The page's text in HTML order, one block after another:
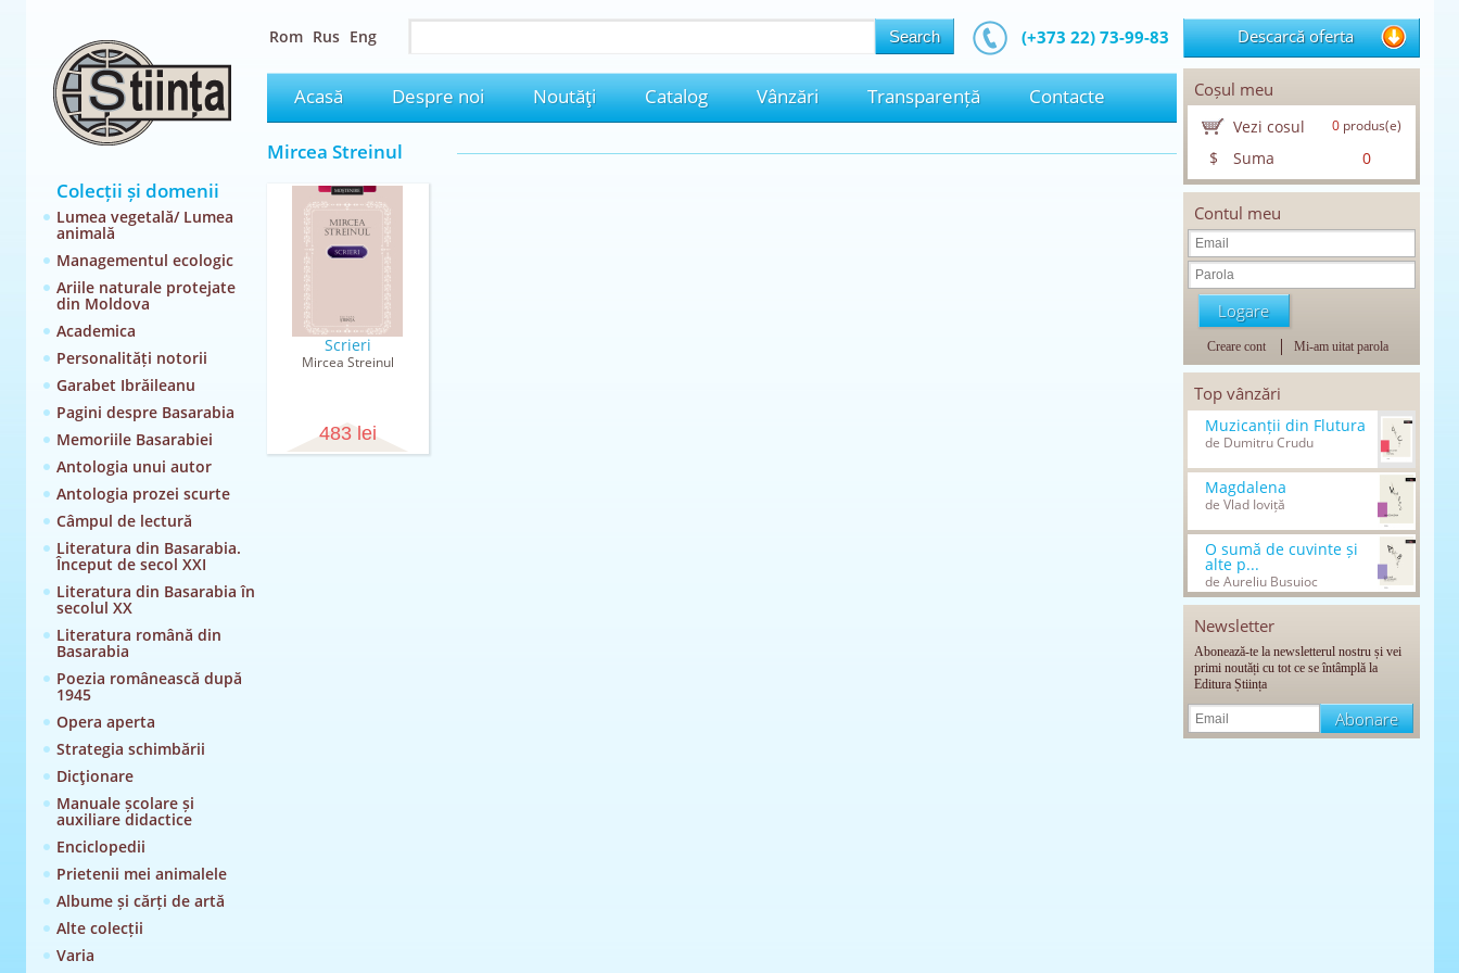
Colecții și domenii
Lumea vegetală/ Lumea
animală
Managementul ecologic
Ariile naturale protejate
din Moldova
Academica
Personalități notorii
Garabet Ibrăileanu
Pagini despre Basarabia
Memoriile Basarabiei
Antologia unui autor
Antologia prozei scurte
Câmpul de lectură
Literatura din Basarabia.
Început de secol XXI
Literatura din Basarabia în
secolul XX
Literatura română din
Basarabia
Poezia românească după
1945
Opera aperta
Strategia schimbării
Dicţionare
Manuale școlare și
auxiliare didactice
Enciclopedii
Prietenii mei animalele
Albume și cărți de artă
Alte colecții
Varia
Rom Rus Eng (+373 22) 73-99-83
Acasă Despre noi Noutăţi Catalog Vânzări Transparență Contacte
Mircea Streinul
Scrieri
Mircea Streinul
483 lei
Descarcă oferta
Coșul meu
Vezi cosul 0produs(e)
$ Suma 0
Contul meu
Creare cont Mi-am uitat parola
Top vânzări
Muzicanții din Flutura
de Dumitru Crudu
Magdalena
de Vlad Ioviță
O sumă de cuvinte și
alte p...
de Aureliu Busuioc
Newsletter
Abonează-te la newsletterul nostru și vei
primi noutăți cu tot ce se întâmplă la
Editura Știința